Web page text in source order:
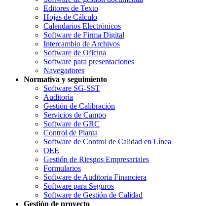
Editores de Texto
Hojas de Cálculo
Calendarios Electrónicos
Software de Firma Digital
Intercambio de Archivos
Software de Oficina
Software para presentaciones
Navegadores
Normativa y seguimiento
Software SG-SST
Auditoría
Gestión de Calibración
Servicios de Campo
Software de GRC
Control de Planta
Software de Control de Calidad en Línea
OEE
Gestión de Riesgos Empresariales
Formularios
Software de Auditoria Financiera
Software para Seguros
Software de Gestión de Calidad
Gestión de proyecto